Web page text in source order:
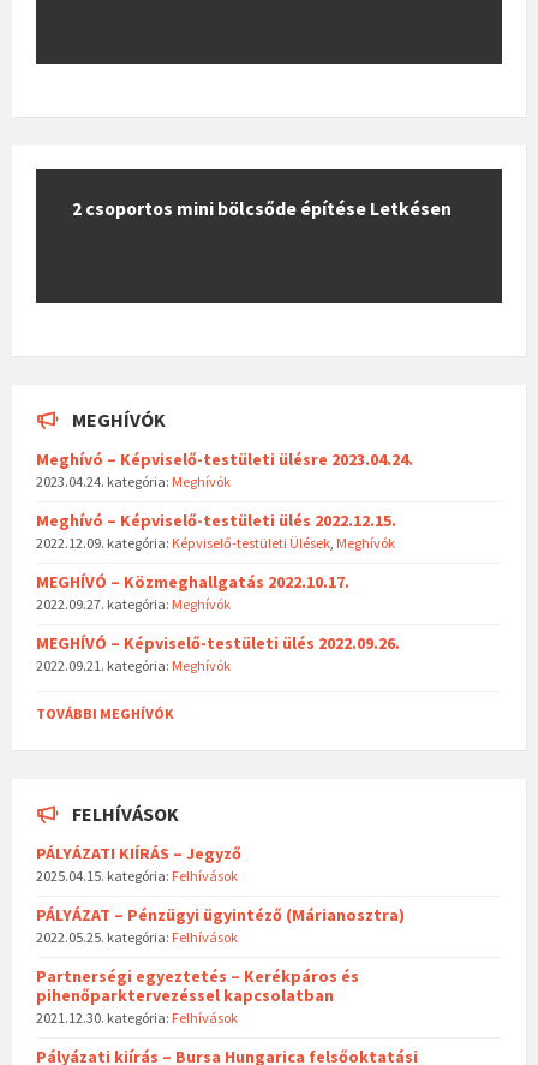
2 csoportos mini bölcsőde építése Letkésen
MEGHÍVÓK
Meghívó – Képviselő-testületi ülésre 2023.04.24.
2023.04.24. kategória: Meghívók
Meghívó – Képviselő-testületi ülés 2022.12.15.
2022.12.09. kategória: Képviselő-testületi Ülések, Meghívók
MEGHÍVÓ – Közmeghallgatás 2022.10.17.
2022.09.27. kategória: Meghívók
MEGHÍVÓ – Képviselő-testületi ülés 2022.09.26.
2022.09.21. kategória: Meghívók
TOVÁBBI MEGHÍVÓK
FELHÍVÁSOK
PÁLYÁZATI KIÍRÁS – Jegyző
2025.04.15. kategória: Felhívások
PÁLYÁZAT – Pénzügyi ügyintéző (Márianosztra)
2022.05.25. kategória: Felhívások
Partnerségi egyeztetés – Kerékpáros és
pihenőparktervezéssel kapcsolatban
2021.12.30. kategória: Felhívások
Pályázati kiírás – Bursa Hungarica felsőoktatási